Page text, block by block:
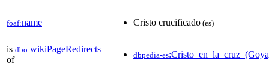
foaf:name Cristo crucificado (es)
is dbo:wikiPageRedirects
of
dbpedia-es